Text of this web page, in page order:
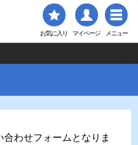
お気に入り マイページ メニュー
合わせフォームとなりま